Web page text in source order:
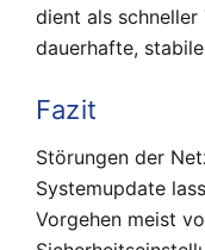
dient als schneller
dauerhafte,
Fazit
Störungen der
Systemupdate
Vorgehen meist